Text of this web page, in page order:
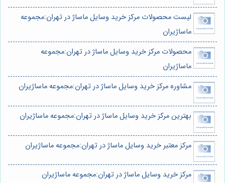
لیست محصولات مرکز خرید وسایل ماساژ در تهران:مجموعه
ماساژیران
محصولات مرکز خرید وسایل ماساژ در تهران:مجموعه
ماساژیران
مشاوره مرکز خرید وسایل ماساژ در تهران:مجموعه ماساژیران
بهترین مرکز خرید وسایل ماساژ در تهران:مجموعه ماساژیران
مرکز معتبر خرید وسایل ماساژ در تهران:مجموعه ماساژیران
مرکز خرید وسایل ماساژ در تهران:مجموعه ماساژیران